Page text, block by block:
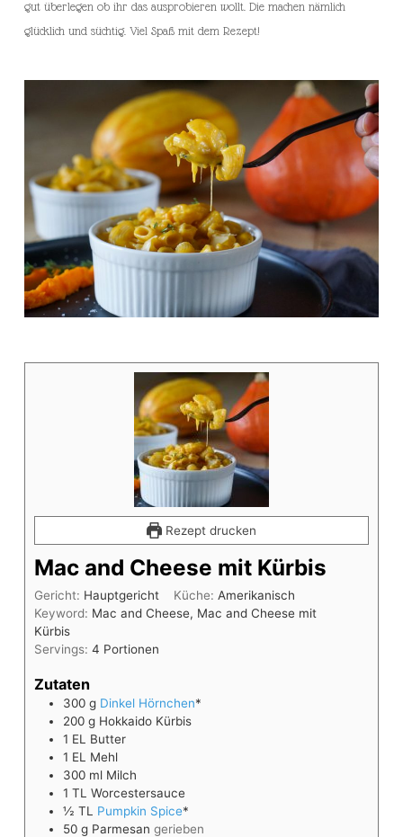
gut überlegen ob ihr das ausprobieren wollt. Die machen nämlich
glücklich und süchtig. Viel Spaß mit dem Rezept!
Rezept drucken
Mac and Cheese mit Kürbis
Gericht: Hauptgericht Küche:Amerikanisch
Keyword: Mac and Cheese, Mac and Cheese mit
Kürbis
Servings: 4 Portionen
Zutaten
300 g Dinkel Hörnchen*
200 g Hokkaido Kürbis
1 EL
Butter
1 EL
Mehl
300 ml Milch
1 TL Worcestersauce
½ TL Pumpkin Spice*
50 g Parmesan gerieben